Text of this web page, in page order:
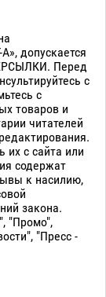
допускается
Перед
с
с
товаров и
читателей
их с сайта или
содержат
к насилию,
закона.
"Промо",
"Пресс -